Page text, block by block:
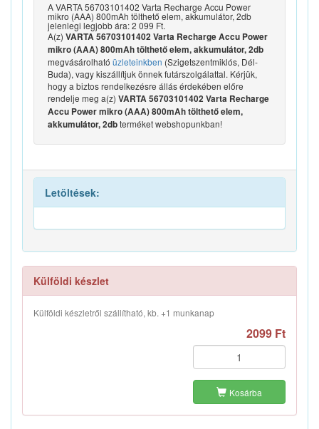
A VARTA 56703101402 Varta Recharge Accu Power
mikro (AAA) 800mAh tölthető elem, akkumulátor, 2db
jelenlegi legjobb ára: 2 099 Ft.
A(z) VARTA 56703101402 Varta Recharge Accu Power
mikro (AAA) 800mAh tölthető elem, akkumulátor, 2db
megvásárolható üzleteinkben (Szigetszentmiklós, Dél-
Buda), vagy kiszállítjuk önnek futárszolgálattal. Kérjük,
hogy a biztos rendelkezésre állás érdekében előre
rendelje meg a(z) VARTA 56703101402 Varta Recharge
Accu Power mikro (AAA) 800mAh tölthető elem,
akkumulátor, 2dbterméket webshopunkban!
Letöltések:
Külföldi készlet
Külföldi készletről szállítható, kb. +1 munkanap
2099 Ft
Kosárba